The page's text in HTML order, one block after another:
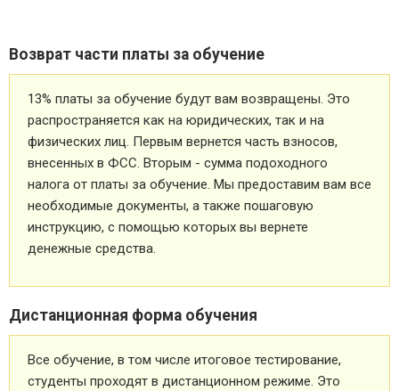
Возврат части платы за обучение
13% платы за обучение будут вам возвращены. Это
распространяется как на юридических, так и на
физических лиц. Первым вернется часть взносов,
внесенных в ФСС. Вторым - сумма подоходного
налога от платы за обучение. Мы предоставим вам все
необходимые документы, а также пошаговую
инструкцию, с помощью которых вы вернете
денежные средства.
Дистанционная форма обучения
Все обучение, в том числе итоговое тестирование,
студенты проходят в дистанционном режиме. Это